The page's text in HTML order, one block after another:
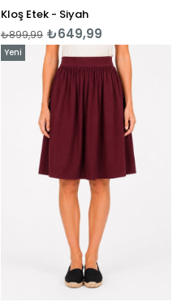
Kloş Etek - Siyah
₺649,99
₺899,99
Yeni